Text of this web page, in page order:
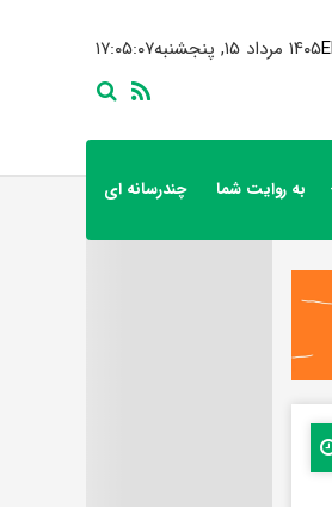
۱۷:۰۵:۰۸ ۱۴۰۵ مرداد ۱۵, پنجشنبه
به روایت شما چندرسانه ای